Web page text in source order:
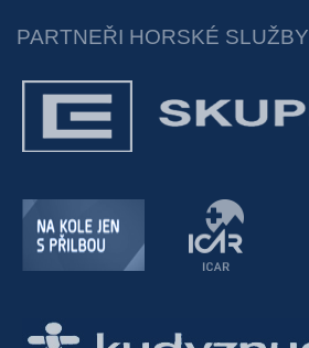
PARTNEŘI HORSKÉ SLUŽBY